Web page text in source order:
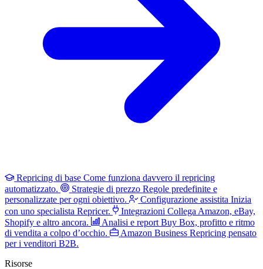
Repricing di base Come funziona davvero il repricing
automatizzato.
Strategie di prezzo Regole predefinite e
personalizzate per ogni obiettivo.
Configurazione assistita Inizia
con uno specialista Repricer.
Integrazioni Collega Amazon, eBay,
Shopify e altro ancora.
Analisi e report Buy Box, profitto e ritmo
di vendita a colpo d’occhio.
Amazon Business Repricing pensato
per i venditori B2B.
Risorse